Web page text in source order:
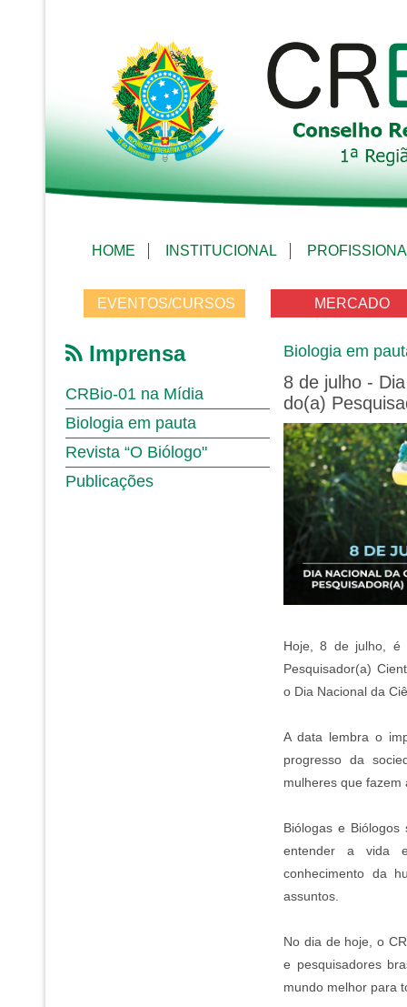
HOME INSTITUCIONAL
EVENTOS/CURSOS MERCADO
Imprensa
CRBio-01 na Mídia
Biologia em pauta
Revista “O Biólogo"
Publicações
Biologia em
8 de julho -
do(a)
Hoje, 8 de julho, é
Pesquisador(a)
o Dia Nacional da
A data lembra o
progresso da
mulheres que fazem
Biólogas e
entender a vida
conhecimento da
assuntos.
No dia de hoje, o
e pesquisadores
mundo melhor para